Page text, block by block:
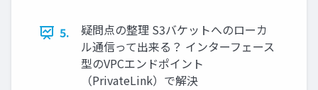
5.
疑問点の整理 S3バケットへのローカ
ル通信って出来る？ インターフェース
型のVPCエンドポイント
（PrivateLink）で解決